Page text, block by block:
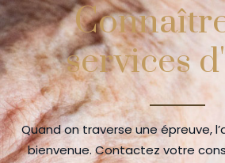
services
Quand on traverse une épreuve,
bienvenue. Contactez votre